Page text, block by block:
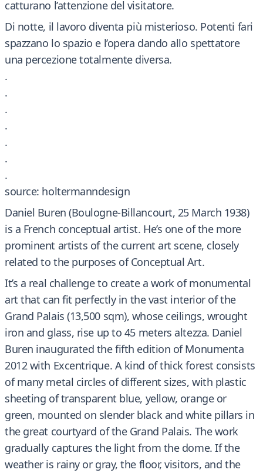
catturano l’attenzione del visitatore.
Di notte, il lavoro diventa più misterioso. Potenti fari
spazzano lo spazio e l’opera dando allo spettatore
una percezione totalmente diversa.
.
.
.
.
.
.
.
source: holtermanndesign
Daniel Buren (Boulogne-Billancourt, 25 March 1938)
is a French conceptual artist. He’s one of the more
prominent artists of the current art scene, closely
related to the purposes of Conceptual Art.
It’s a real challenge to create a work of monumental
art that can fit perfectly in the vast interior of the
Grand Palais (13,500 sqm), whose ceilings, wrought
iron and glass, rise up to 45 meters altezza. Daniel
Buren inaugurated the fifth edition of Monumenta
2012 with Excentrique. A kind of thick forest consists
of many metal circles of different sizes, with plastic
sheeting of transparent blue, yellow, orange or
green, mounted on slender black and white pillars in
the great courtyard of the Grand Palais. The work
gradually captures the light from the dome. If the
weather is rainy or gray, the floor, visitors, and the